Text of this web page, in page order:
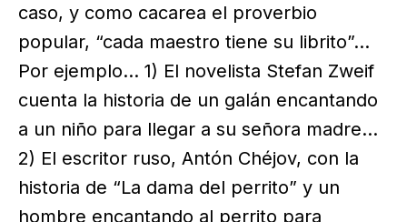
caso, y como cacarea el proverbio
popular, “cada maestro tiene su librito”…
Por ejemplo… 1) El novelista Stefan Zweif
cuenta la historia de un galán encantando
a un niño para llegar a su señora madre…
2) El escritor ruso, Antón Chéjov, con la
historia de “La dama del perrito” y un
hombre encantando al perrito para